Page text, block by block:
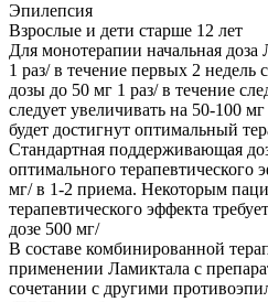
Эпилепсия
Взрослые и дети старше 12 лет
Для монотерапии начальная доза
1 раз/ в течение первых 2
дозы до 50 мг 1 раз/ в течение
следует увеличивать на 50-100
будет достигнут оптимальный
Стандартная поддерживающая
оптимального терапевтического
мг/ в 1-2 приема. Некоторым
терапевтического эффекта
дозе 500 мг/
В составе комбинированной
применении Ламиктала с
сочетании с другими